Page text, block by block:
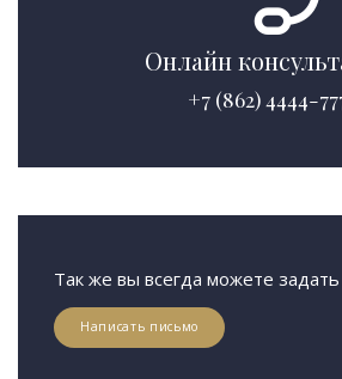
Онлайн
+7 (862) 4444-
Так же вы всегда можете задать
Написать письмо